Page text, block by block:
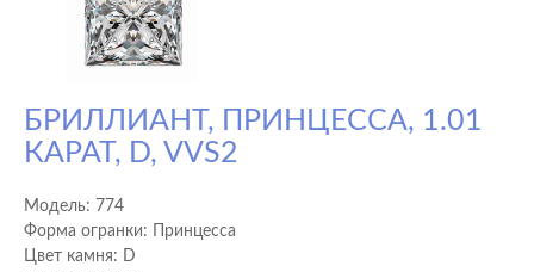
БРИЛЛИАНТ, ПРИНЦЕССА, 1.01
КАРАТ, D, VVS2
Модель: 774
Форма огранки: Принцесса
Цвет камня: D